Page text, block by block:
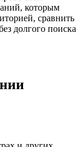
которым
сравнить
долгого поиска